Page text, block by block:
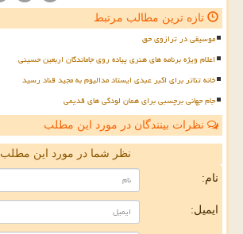
تازه ترین مطالب مرتبط
موسیقی در ترازوی حق
اعلام ویژه برنامه های هنری پیاده روی جاماندگان اربعین حسینی
خانه تئاتر برای اکبر عبدی ایستاد مدالیوم به مجید قناد رسید
جام جهانی برچسبی برای همان لودگی های قدیمی
نظرات بینندگان در مورد این مطلب
نظر شما در مورد این مطلب
نام:
ایمیل: